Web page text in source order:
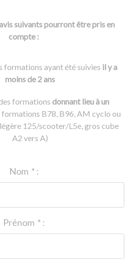
suivants pourront être pris en
compte :
formations ayant été suivies il y a
moins de 2 ans
formations donnant lieu à un
formations B78, B96, AM cyclo ou
125/scooter/L5e, gros cube
A2 vers A)
* :
* :